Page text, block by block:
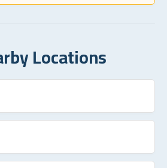
Locations